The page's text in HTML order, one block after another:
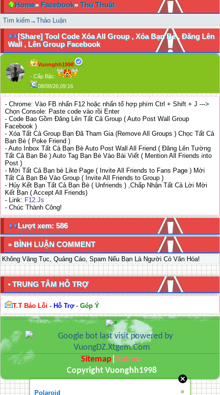
Home» Facebook»Thủ Thuật
Tìm kiếm →Thảo Luận
[Share] Tool Code Xóa All Group , Xóa Bạn Bè , Đăng Lên
Wall , Lên Group Facebook
Vuonghh1998
- Cấp Bậc:
08/08/26,09:16
- Chrome: Vào FB nhấn F12 hoặc nhấn tổ hợp phím Ctrl + Shift + J --->
Chọn Console: Paste code vào rồi Enter
- Code Bao Gồm Đăng Lên Tất Cả Group ( Auto Post Wall Group
Facebook )
- Xóa Tất Cả Group Bạn Đã Tham Gia (Remove All Groups ) Chọc Tất Cả
Bạn Bè ( Poke Friend )
- Auto Inbox Tất Cả Bạn Bè Auto Post Wall All Friend ( Đăng Lên Tường
Tất Cả Bạn Bè ) Auto Tag Bạn Bè Vào Bài Viết ( Mention All Friends into
Post )
- Mời Tất Cả Bạn bè Like Page ( Invite All Friends to Fans Page ) Mời
Tất Cả Bạn Bè Vào Group ( Invite All Friends to Group )
- Hủy Kết Bạn Tất Cả Bạn Bè ( Unfriends ) ,Chấp Nhận Tất Cả Lời Mời
Kết Bạn ( Accept All Friends)
- Link: F12.Js
- Chúc Thành Công!
Lượt xem: 586
» BÌNH LUẬN COMMENT
Không Văng Tục, Quảng Cáo, Spam Nếu Bạn Là Người Có Văn Hóa!
• TRUNG TÂM HỖ TRỢ
T.T Báo Lỗi - Hỗ Trợ- Góp Ý
Sitemap Robots
Copyright Vuonghh1998
Polaroid »